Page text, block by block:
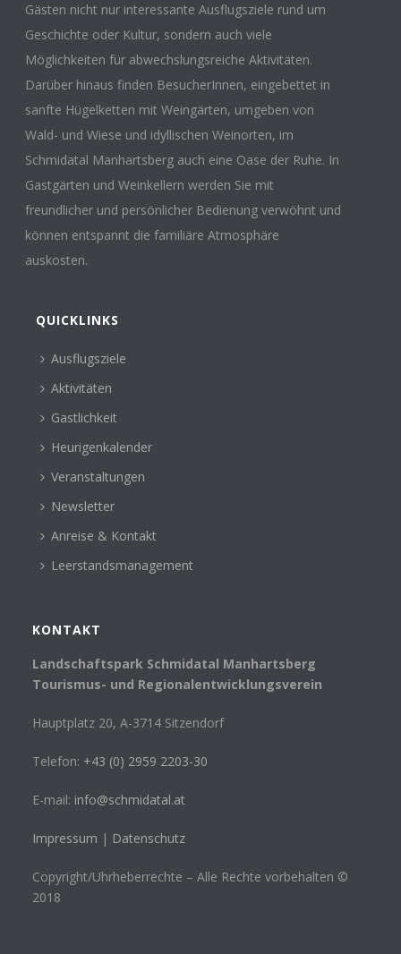
Gästen nicht nur interessante Ausflugsziele rund um
Geschichte oder Kultur, sondern auch viele
Möglichkeiten für abwechslungsreiche Aktivitäten.
Darüber hinaus finden BesucherInnen, eingebettet in
sanfte Hügelketten mit Weingärten, umgeben von
Wald- und Wiese und idyllischen Weinorten, im
Schmidatal Manhartsberg auch eine Oase der Ruhe. In
Gastgärten und Weinkellern werden Sie mit
freundlicher und persönlicher Bedienung verwöhnt und
können entspannt die familiäre Atmosphäre
auskosten.
QUICKLINKS
Ausflugsziele
Aktivitäten
Gastlichkeit
Heurigenkalender
Veranstaltungen
Newsletter
Anreise & Kontakt
Leerstandsmanagement
KONTAKT
Landschaftspark Schmidatal Manhartsberg
Tourismus- und Regionalentwicklungsverein
Hauptplatz 20, A-3714 Sitzendorf
Telefon: +43 (0) 2959 2203-30
E-mail: info@schmidatal.at
Impressum | Datenschutz
Copyright/Uhrheberrechte – Alle Rechte vorbehalten ©
2018